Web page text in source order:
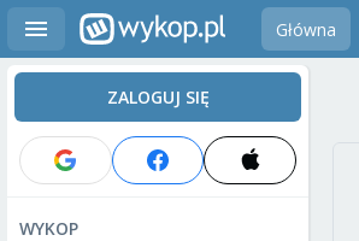
Główna
ZALOGUJ SIĘ
WYKOP